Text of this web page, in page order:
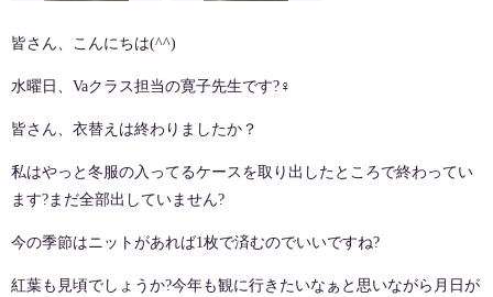
皆さん、こんにちは(^^)
水曜日、 Vaクラス担当の寛子先生です?‍♀️
皆さん、衣替えは終わりましたか？
私はやっと冬服の入ってるケースを取り出したところで終わってい
ます? まだ全部出していません?
今の季節はニットがあれば1 枚で済むのでいいですね?
紅葉も見頃でしょうか?今年も観に行きたいなぁと思いながら月日が